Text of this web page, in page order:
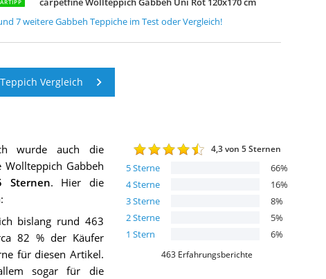
7weitereGabbeh Teppicheim Test oder Vergleich!
Vergleich
4,3von 5 Sternen
5Sterne 66%
4Sterne 16%
3Sterne 8%
2Sterne 5%
1 Stern 6%
463 Erfahrungsberichte
wurde auch die
Wollteppich Gabbeh
Sternen. Hier die
bislang rund 463
82 % der Käufer
für diesen Artikel.
sogar für die